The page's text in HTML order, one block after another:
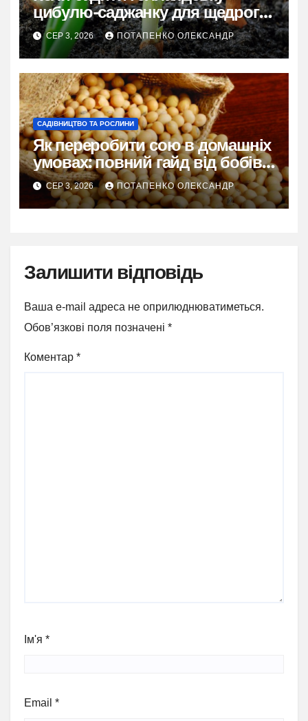
цибулю-саджанку для щедрого
врожаю
СЕР 3, 2026 ПОТАПЕНКО ОЛЕКСАНДР
САДІВНИЦТВО ТА РОСЛИНИ
Як переробити сою в домашніх
умовах: повний гайд від бобів
до молока і тофу
СЕР 3, 2026 ПОТАПЕНКО ОЛЕКСАНДР
Залишити відповідь
Ваша e-mail адреса не оприлюднюватиметься.
Обов’язкові поля позначені *
Коментар *
Ім'я *
Email *